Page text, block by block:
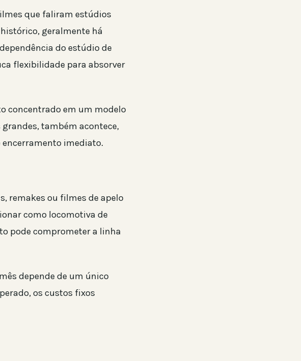
que faliram estúdios
geralmente há
do estúdio de
flexibilidade para absorver
concentrado em um modelo
também acontece,
imediato.
remakes ou filmes de apelo
como locomotiva de
pode comprometer a linha
depende de um único
os custos fixos